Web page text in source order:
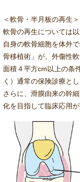
＜軟骨・半月板の再生＞
軟骨の再生については
自身の軟骨細胞を体外
骨移植術」が、外傷性
面積４平方cm以上の条
く）通常の保険診療と
さらに、滑膜由来の幹
化を目指して臨床応用が